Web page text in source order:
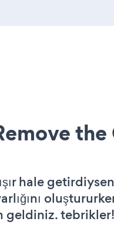
hale
geldiniz. tebrikler!